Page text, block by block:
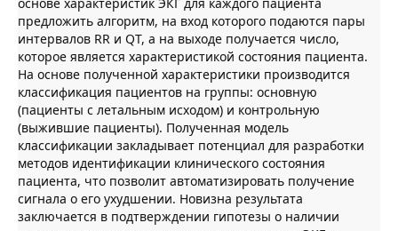
предложить алгоритм, на вход которого подаются пары
интервалов RR и QT, а на выходе получается число,
которое является характеристикой состояния пациента.
На основе полученной характеристики производится
классификация пациентов на группы: основную
(пациенты с летальным исходом) и контрольную
(выжившие пациенты). Полученная модель
классификации закладывает потенциал для разработки
методов идентификации клинического состояния
пациента, что позволит автоматизировать получение
сигнала о его ухудшении. Новизна результата
заключается в подтверждении гипотезы о наличии